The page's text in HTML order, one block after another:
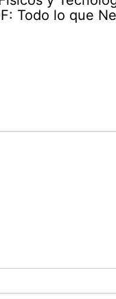
Todo lo que